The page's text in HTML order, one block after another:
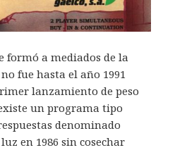
formó a mediados de la
fue hasta el año 1991
lanzamiento de peso
un programa tipo
denominado
en 1986 sin cosechar